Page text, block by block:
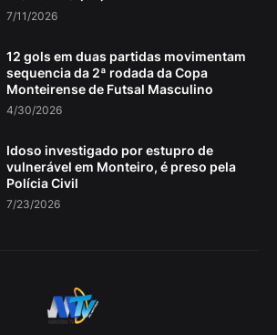
7/11/2026
12 gols em duas partidas movimentam
sequencia da 2ª rodada da Copa
Monteirense de Futsal Masculino
4/30/2026
Idoso investigado por estupro de
vulnerável em Monteiro, é preso pela
Polícia Civil
7/23/2026